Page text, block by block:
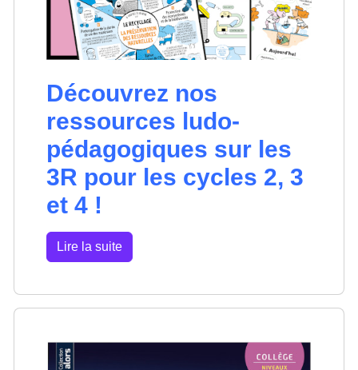
Découvrez nos
ressources ludo-
pédagogiques sur les
3R pour les cycles 2, 3
et 4 !
Lire la suite